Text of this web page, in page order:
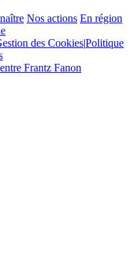
Nos actions En région
des Cookies|Politique
Frantz Fanon